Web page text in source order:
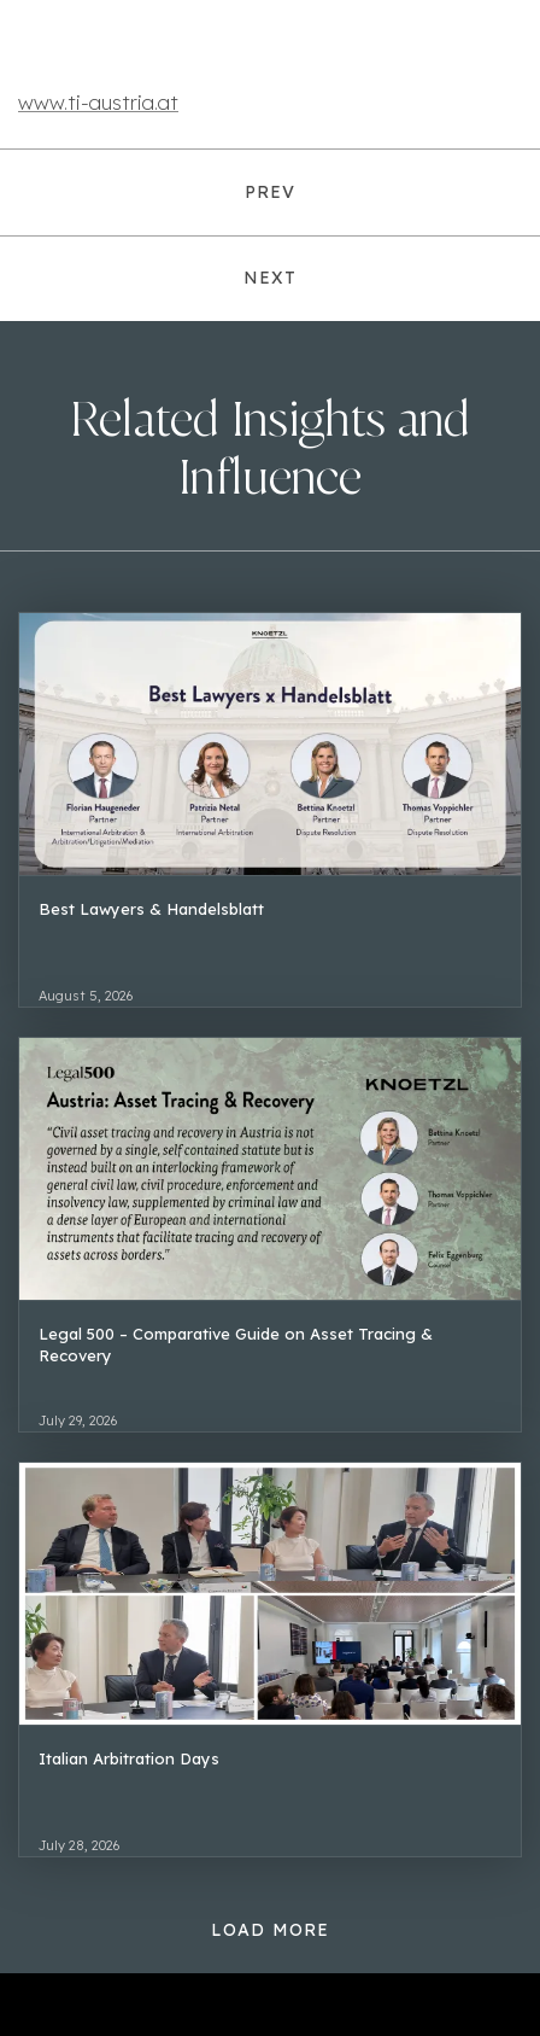
www.ti-austria.at
PREV
NEXT
Related Insights and
Influence
Best Lawyers & Handelsblatt
August 5, 2026
Legal 500 – Comparative Guide on Asset Tracing &
Recovery
July 29, 2026
Italian Arbitration Days
July 28, 2026
LOAD MORE